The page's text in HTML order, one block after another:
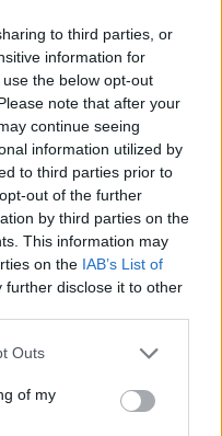
to third parties, or
information for
the below opt-out
note that after your
continue seeing
information utilized by
to third parties prior to
out of the further
by third parties on the
This information may
on the IAB’s List of
further disclose it to other
Outs
of my